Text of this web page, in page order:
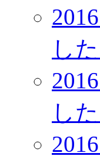
した
した